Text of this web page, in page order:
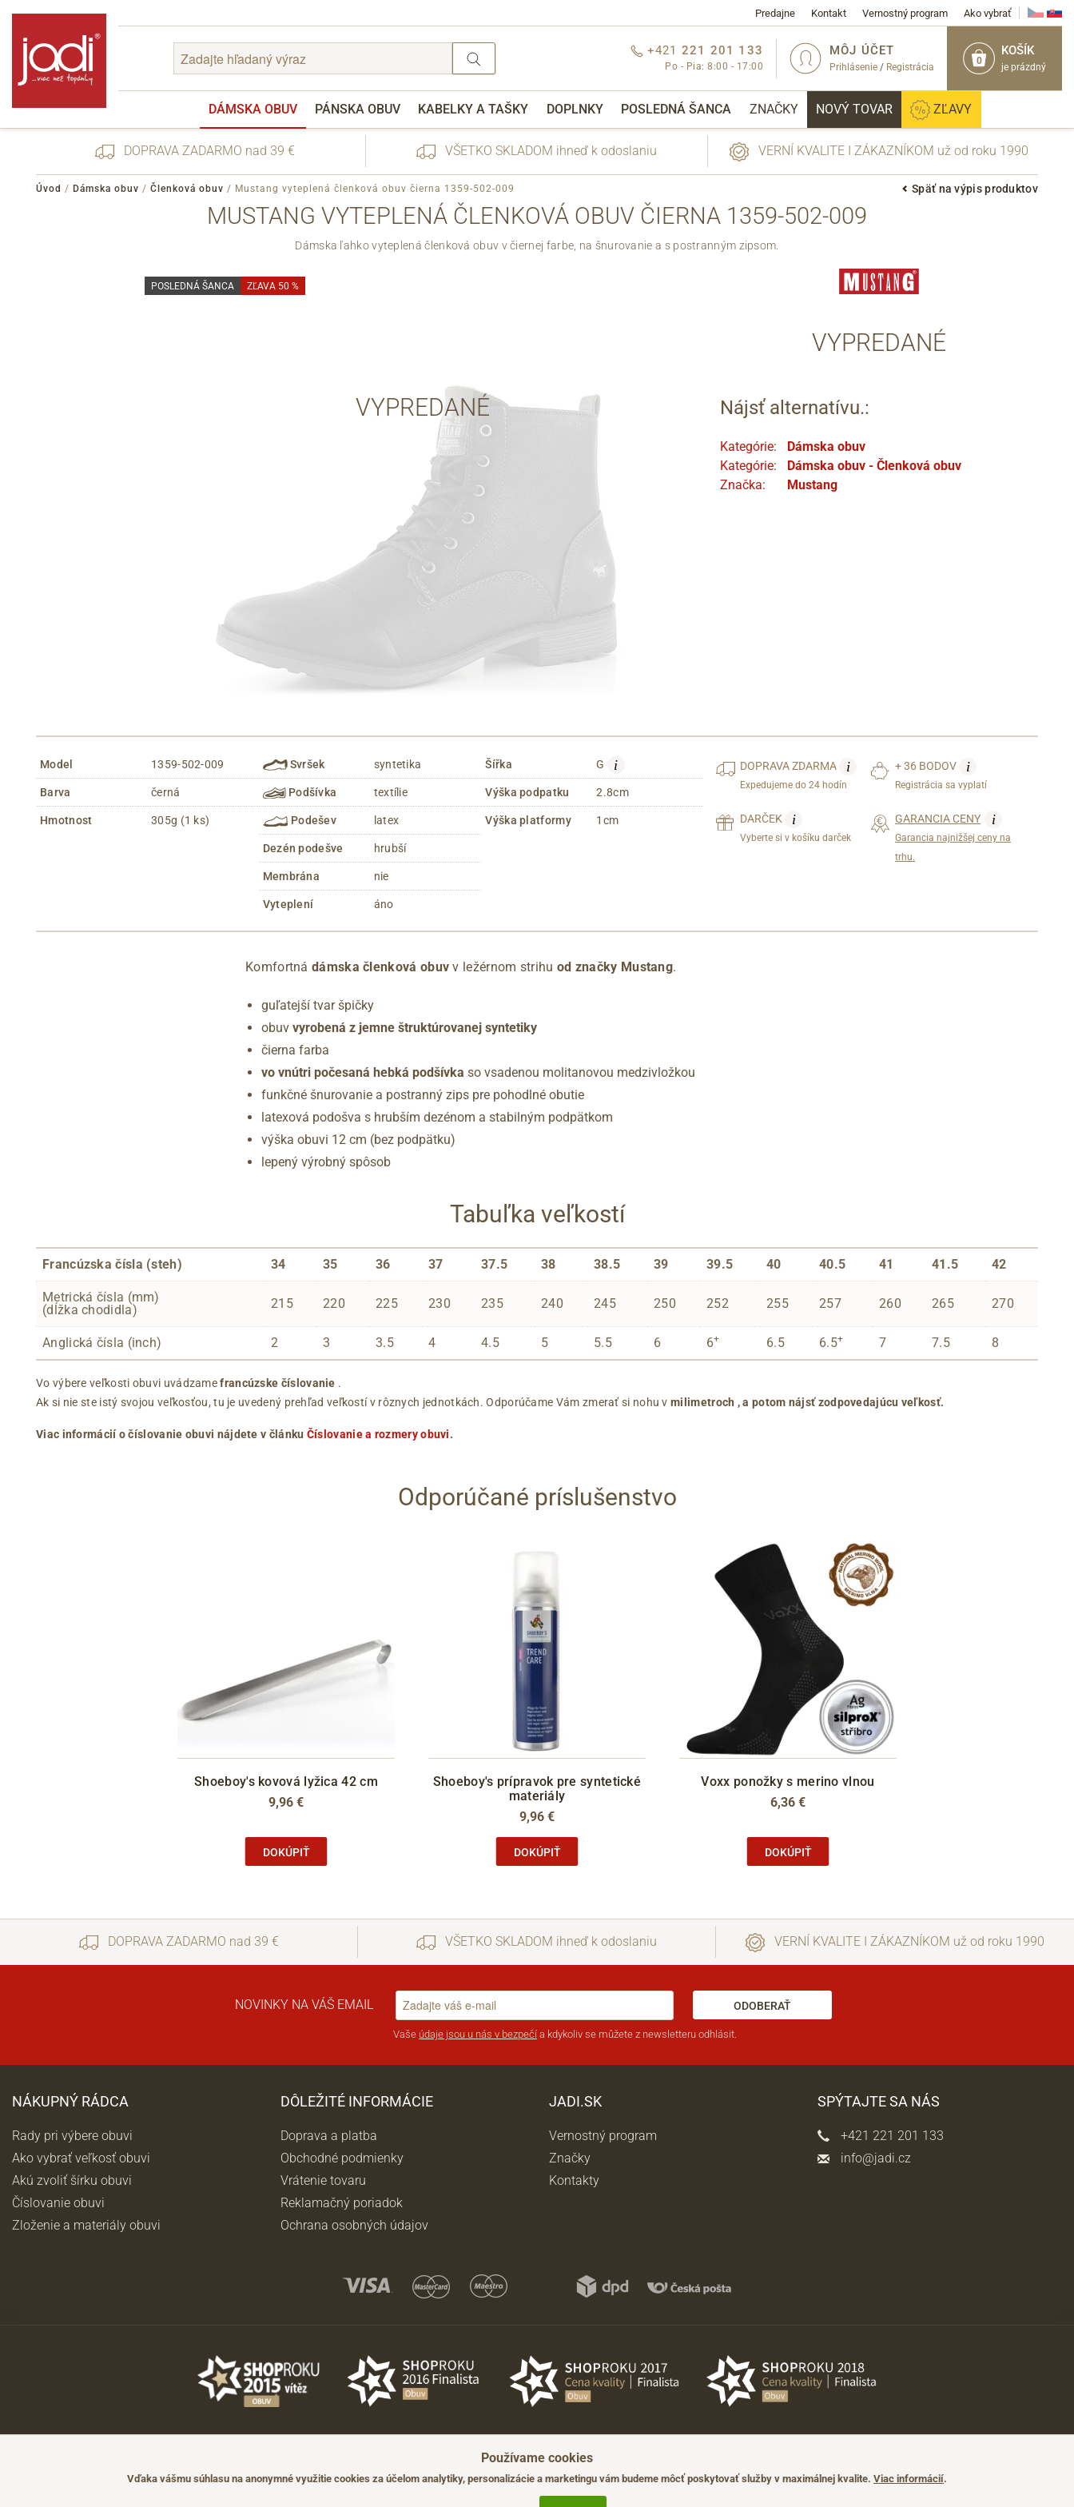
Predajne Kontakt Vernostný program Ako vybrať
0
KOŠÍK
je prázdný
MÔJ ÚČET
Prihlásenie / Registrácia
+421 221 201 133
Po - Pia: 8:00 - 17:00
DÁMSKA OBUV PÁNSKA OBUV KABELKY A TAŠKY DOPLNKY POSLEDNÁ ŠANCA ZNAČKY NOVÝ TOVAR ZĽAVY
Zabudnuté heslo
DOPRAVA ZADARMO nad 39 € VŠETKO SKLADOM ihneď k odoslaniu VERNÍ KVALITE I ZÁKAZNÍKOM už od roku 1990
Späť na výpis produktov
Úvod / Dámska obuv / Členková obuv / Mustang vyteplená členková obuv čierna 1359-502-009
MUSTANG VYTEPLENÁ ČLENKOVÁ OBUV ČIERNA 1359-502-009
Dámska ľahko vyteplená členková obuv v čiernej farbe, na šnurovanie a s postranným zipsom.
VYPREDANÉ
POSLEDNÁ ŠANCA ZĽAVA 50 %
VYPREDANÉ
Nájsť alternatívu.:
Kategórie:
Dámska obuv
Kategórie:
Dámska obuv - Členková obuv
Značka:
Mustang
Model 1359-502-009
Barva černá
Hmotnost 305g (1 ks)
Svršek syntetika
Podšívka textílie
Podešev latex
Dezén podešve hrubší
Membrána nie
Vyteplení áno
Šířka G i
Výška podpatku 2.8cm
Výška platformy 1cm
DOPRAVAZDARMA i
Expedujeme do 24 hodín
+ 36 BODOV i
Registrácia sa vyplatí
DARČEK i
Vyberte si v košíku darček
GARANCIA CENY i
Garancia najnižšej ceny na
trhu.
Komfortnádámska členková obuv v ležérnom strihu od značky Mustang.
guľatejší tvar špičky
obuv vyrobená z jemne štruktúrovanej syntetiky
čierna farba
vo vnútri počesaná hebká podšívka so vsadenou molitanovou medzivložkou
funkčné šnurovanie a postranný zips pre pohodlné obutie
latexová podošva s hrubším dezénom a stabilným podpätkom
výška obuvi 12 cm (bez podpätku)
lepený výrobný spôsob
Tabuľka veľkostí
Francúzska čísla (steh) 34 35 36 37 37.5 38 38.5 39 39.5 40 40.5 41 41.5 42
Metrická čísla (mm)
(dĺžka chodidla)
215 220 225 230 235 240 245 250 252 255 257 260 265 270
Anglická čísla (inch) 2 3 3.5 4 4.5 5 5.5 6 6+ 6.5 6.5+ 7 7.5 8
Vo výbere veľkosti obuvi uvádzamefrancúzske číslovanie .
Ak si nie ste istý svojou veľkosťou, tu je uvedený prehľad veľkostí v rôznych jednotkách. Odporúčame Vám zmerať si nohu vmilimetroch , a potom nájsť zodpovedajúcu veľkosť.
Viac informácií o číslovanie obuvi nájdete v článku Číslovanie a rozmery obuvi.
Odporúčané príslušenstvo
Shoeboy's kovová lyžica 42 cm
9,96 €
DOKÚPIŤ
Shoeboy's prípravok pre syntetické
materiály
9,96 €
DOKÚPIŤ
Voxx ponožky s merino vlnou
6,36 €
DOKÚPIŤ
DOPRAVA ZADARMO nad 39 € VŠETKO SKLADOM ihneď k odoslaniu VERNÍ KVALITE I ZÁKAZNÍKOM už od roku 1990
NOVINKY NA VÁŠ EMAIL ODOBERAŤ
Vaše údaje jsou u nás v bezpečí a kdykoliv se můžete z newsletteru odhlásit.
NÁKUPNÝ RÁDCA
Rady pri výbere obuvi
Ako vybrať veľkosť obuvi
Akú zvoliť šírku obuvi
Číslovanie obuvi
Zloženie a materiály obuvi
DÔLEŽITÉ INFORMÁCIE
Doprava a platba
Obchodné podmienky
Vrátenie tovaru
Reklamačný poriadok
Ochrana osobných údajov
JADI.SK
Vernostný program
Značky
Kontakty
SPÝTAJTE SA NÁS
+421 221 201 133
info@jadi.cz
Simplia.cz .
Používame cookies
Vďaka vášmu súhlasu na anonymné využitie cookies za účelom analytiky, personalizácie a marketingu vám budeme môcť poskytovať služby v maximálnej kvalite. Viac informácií.